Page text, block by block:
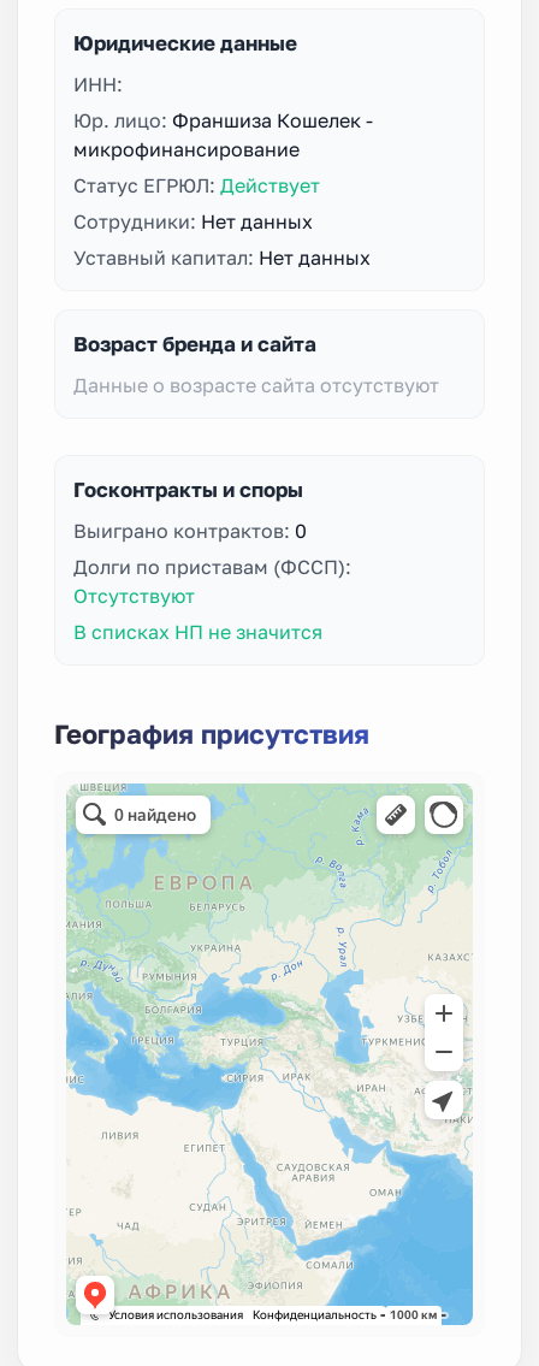
Юридические данные
ИНН:
Юр. лицо: Франшиза Кошелек -
микрофинансирование
Статус ЕГРЮЛ: Действует
Сотрудники: Нет данных
Уставный капитал: Нет данных
Возраст бренда и сайта
Данные о возрасте сайта отсутствуют
Госконтракты и споры
Выиграно контрактов: 0
Долги по приставам (ФССП):
Отсутствуют
В списках НП не значится
География присутствия